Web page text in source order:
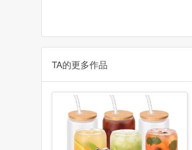
TA的更多作品